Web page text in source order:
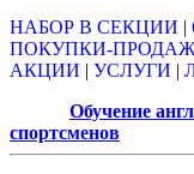
НАБОР В СЕКЦИИ |
ПОКУПКИ-
АКЦИИ | УСЛУГИ |
Обучение
спортсменов